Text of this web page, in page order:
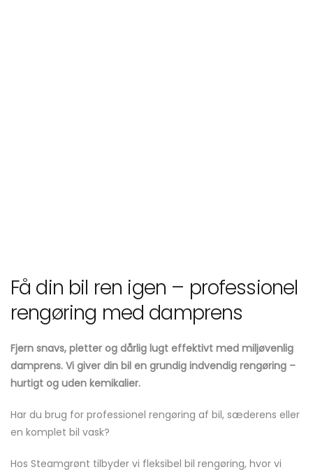
Få din bil ren igen – professionel
rengøring med damprens
Fjern snavs, pletter og dårlig lugt effektivt med miljøvenlig
damprens. Vi giver din bil en grundig indvendig rengøring –
hurtigt og uden kemikalier.
Har du brug for professionel rengøring af bil, sæderens eller
en komplet bil vask?
Hos Steamgrønt tilbyder vi fleksibel bil rengøring, hvor vi